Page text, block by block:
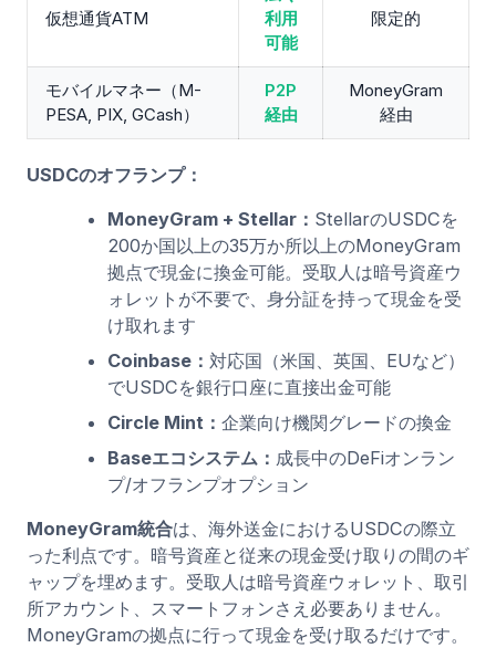
仮想通貨ATM
利用
可能
限定的
モバイルマネー（M-
PESA, PIX, GCash）
P2P
経由
MoneyGram
経由
USDCのオフランプ：
MoneyGram + Stellar： StellarのUSDCを
200か国以上の35万か所以上のMoneyGram
拠点で現金に換金可能。受取人は暗号資産ウ
ォレットが不要で、身分証を持って現金を受
け取れます
Coinbase： 対応国（米国、英国、EUなど）
でUSDCを銀行口座に直接出金可能
Circle Mint： 企業向け機関グレードの換金
Baseエコシステム： 成長中のDeFiオンラン
プ/オフランプオプション
MoneyGram統合は、海外送金におけるUSDCの際立
った利点です。暗号資産と従来の現金受け取りの間のギ
ャップを埋めます。受取人は暗号資産ウォレット、取引
所アカウント、スマートフォンさえ必要ありません。
MoneyGramの拠点に行って現金を受け取るだけです。